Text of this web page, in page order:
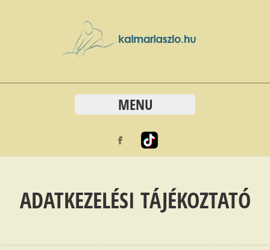
MENU
ADATKEZELÉSI TÁJÉKOZTATÓ